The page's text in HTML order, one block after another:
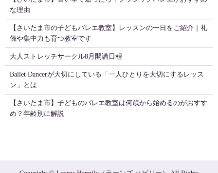
な理由
【さいたま市の子どもバレエ教室】レッスンの一日をご紹介｜礼
儀や集中力も育つ教室です
大人ストレッチサークル8月開講日程
Ballet Dancerが大切にしている「一人ひとりを大切にするレッス
ン」とは
【さいたま市】子どものバレエ教室は何歳から始めるのがおすす
め？年齢別に解説